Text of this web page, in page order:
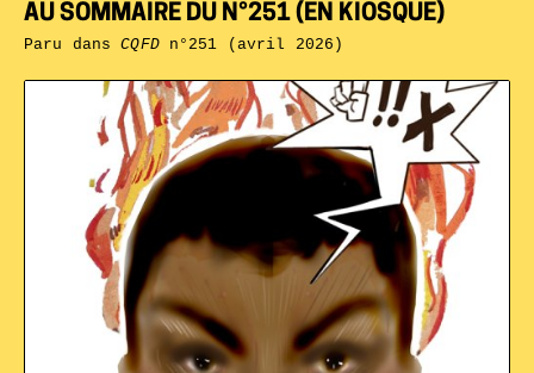
AU SOMMAIRE DU N°251 (EN KIOSQUE)
Paru dansCQFDn°251 (avril 2026)